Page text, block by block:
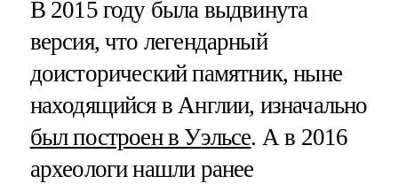
В 2015 году была выдвинута
версия, что легендарный
доисторический памятник, ныне
находящийся в Англии, изначально
был построен в Уэльсе. А в 2016
археологи нашли ранее